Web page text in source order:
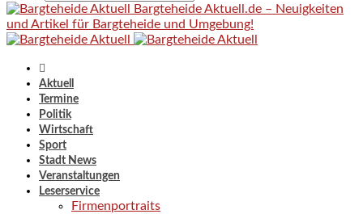
Bargteheide Aktuell.de – Neuigkeiten
und Artikel für Bargteheide und Umgebung!
Aktuell
Termine
Politik
Wirtschaft
Sport
Stadt News
Veranstaltungen
Leserservice
Firmenportraits